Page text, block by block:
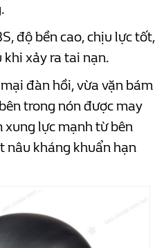
độ bền cao, chịu lực tốt,
khi xảy ra tai nạn.
đàn hồi, vừa vặn bám
trong nón được may
xung lực mạnh từ bên
nâu kháng khuẩn hạn